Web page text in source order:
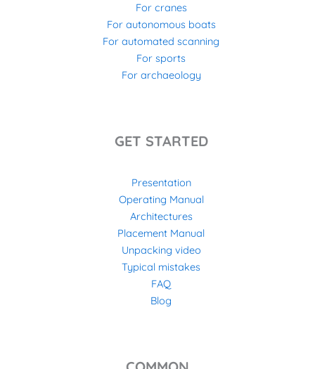
For cranes
For autonomous boats
For automated scanning
For sports
For archaeology
GET STARTED
Presentation
Operating Manual
Architectures
Placement Manual
Unpacking video
Typical mistakes
FAQ
Blog